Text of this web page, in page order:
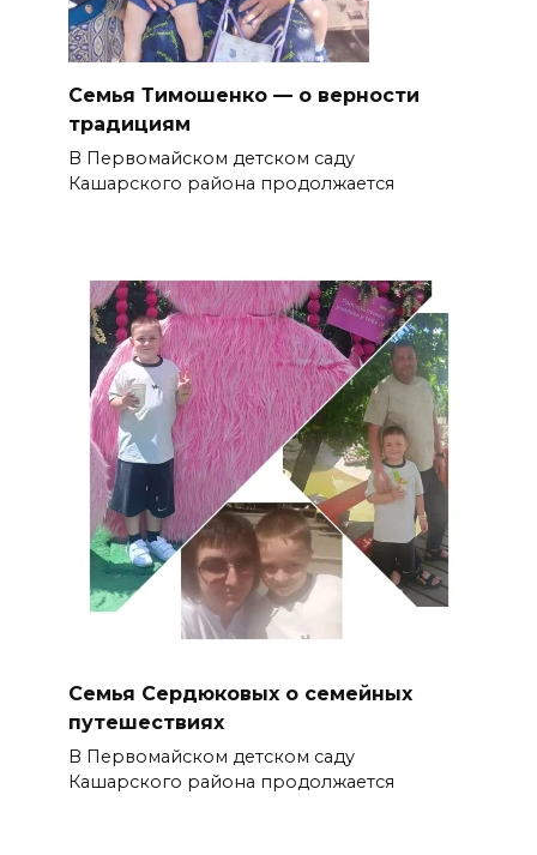
Семья Тимошенко — о верности
традициям
В Первомайском детском саду
Кашарского района продолжается
Семья Сердюковых о семейных
путешествиях
В Первомайском детском саду
Кашарского района продолжается